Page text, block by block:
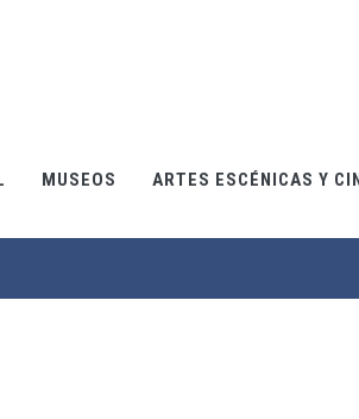
MUSEOS ARTES ESCÉNICAS Y